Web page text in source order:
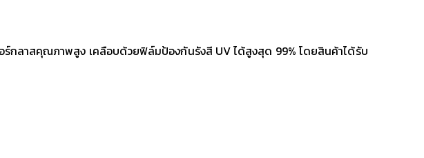
กลาสคุณภาพสูง เคลือบด้วยฟิล์มป้องกันรังสี UV ได้สูงสุด 99% โดยสินค้าได้รับ